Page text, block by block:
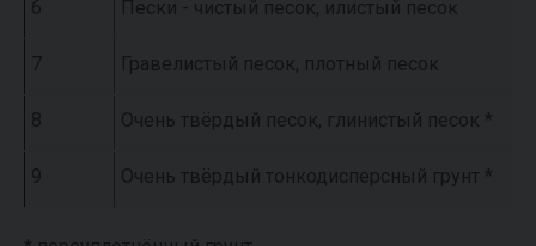
6 Пески - чистый песок, илистый песок
7 Гравелистый песок, плотный песок
8 Очень твёрдый песок, глинистый песок *
9 Очень твёрдый тонкодисперсный грунт *